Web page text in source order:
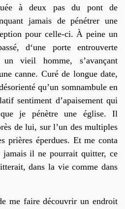
à deux pas du pont de
jamais de pénétrer une
pour celle-ci.À peine un
d‘une porte entrouverte
vieil homme, s’avançant
canne. Curé de longue date,
qu’un somnambule en
sentiment d’apaisementqui
je pénètre une église. Il
de lui, sur l’un des multiples
prières éperdues. Et me conta
jamais il ne pourrait quitter, ce
dans la vie comme dans
me faire découvrir un endroit